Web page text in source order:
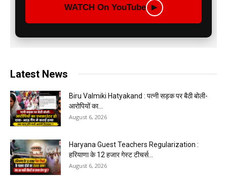
WATCH On YouTube ▶
Latest News
Biru Valmiki Hatyakand : पत्नी सड़क पर बैठी बोली-
आरोपियों का...
August 6, 2026
Haryana Guest Teachers Regularization :
हरियाणा के 12 हजार गेस्ट टीचर्स...
August 6, 2026